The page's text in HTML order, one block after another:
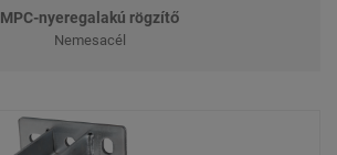
MPC-nyeregalakú rögzítő
Nemesacél